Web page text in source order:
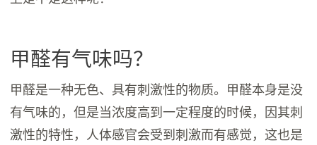
甲醛有气味吗？
甲醛是一种无色、具有刺激性的物质。甲醛本身是没
有气味的，但是当浓度高到一定程度的时候，因其刺
激性的特性，人体感官会受到刺激而有感觉，这也是